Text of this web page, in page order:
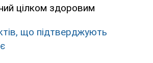
цілком здоровим
що підтверджують